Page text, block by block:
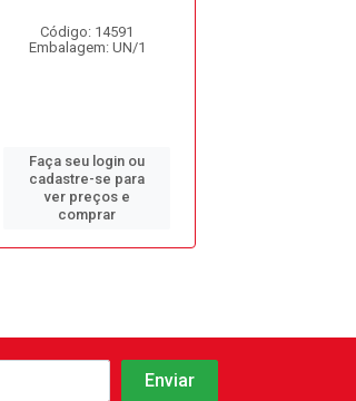
Código: 14591
Embalagem: UN/1
Faça seu login ou
cadastre-se para
ver preços e
comprar